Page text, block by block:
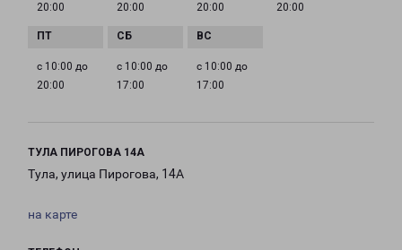
20:00
20:00
20:00
20:00
с 10:00 до
20:00
с 10:00 до
17:00
с 10:00 до
17:00
ТУЛА ПИРОГОВА 14А
Тула, улица Пирогова, 14А
на карте